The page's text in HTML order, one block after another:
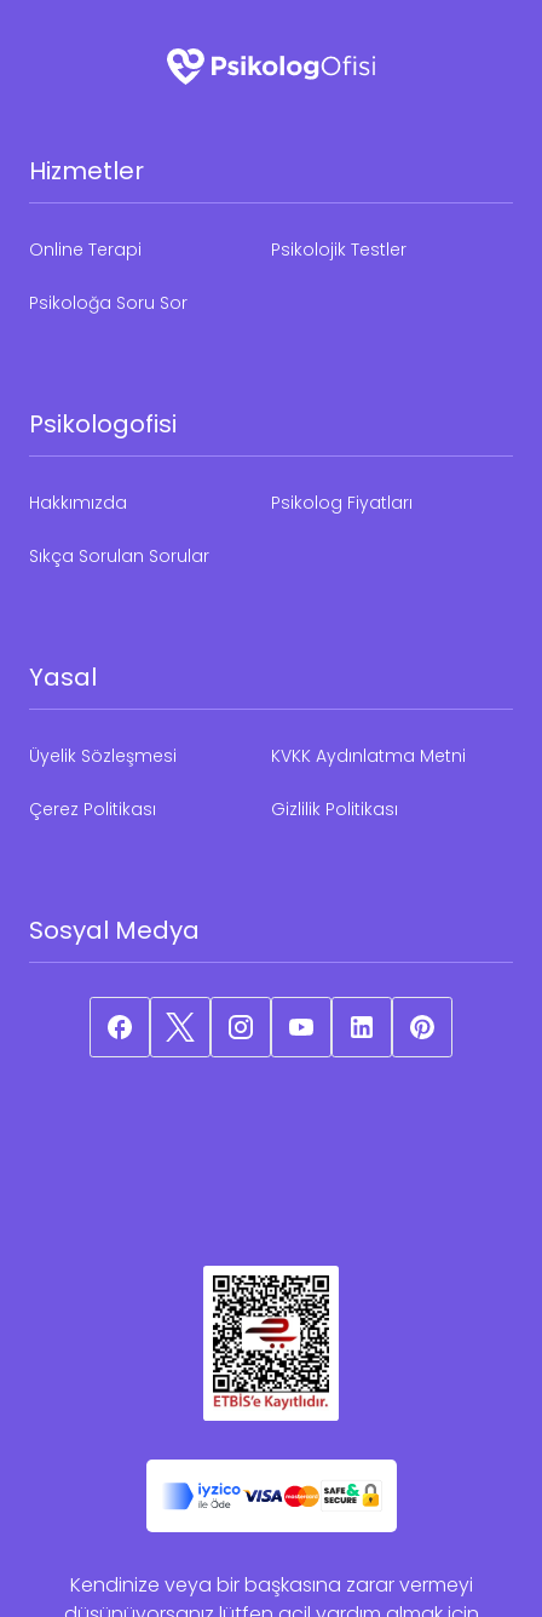
Hizmetler
Online Terapi Psikolojik Testler
Psikoloğa Soru Sor
Psikologofisi
Hakkımızda Psikolog Fiyatları
Sıkça Sorulan Sorular
Yasal
Üyelik Sözleşmesi KVKK Aydınlatma Metni
Çerez Politikası Gizlilik Politikası
Sosyal Medya
Kendinize veya bir başkasına zarar vermeyi